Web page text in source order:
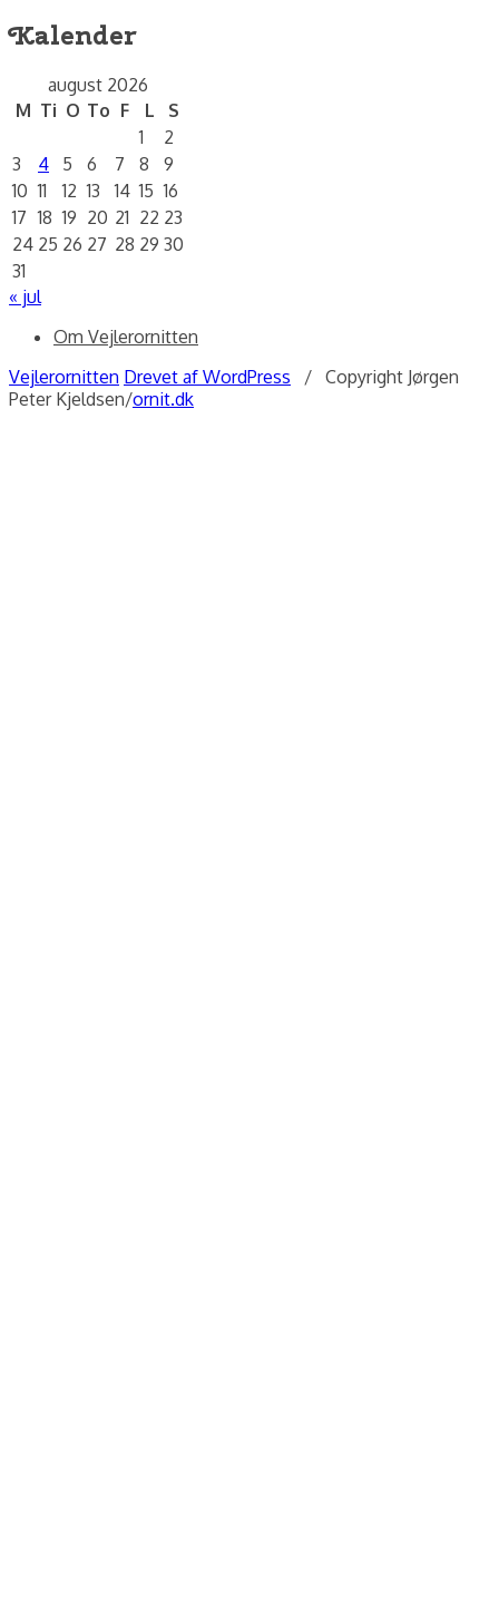
Kalender
august 2026
M Ti O To F L
S
1
2
3
4 5 6 7 8
9
10 11 12 13 14 15 16
17 18 19 20 21 22 23
24 25 26 27 28 29 30
31
« jul
Om Vejlerornitten
Vejlerornitten Drevet af WordPress / Copyright Jørgen
Peter Kjeldsen/ornit.dk